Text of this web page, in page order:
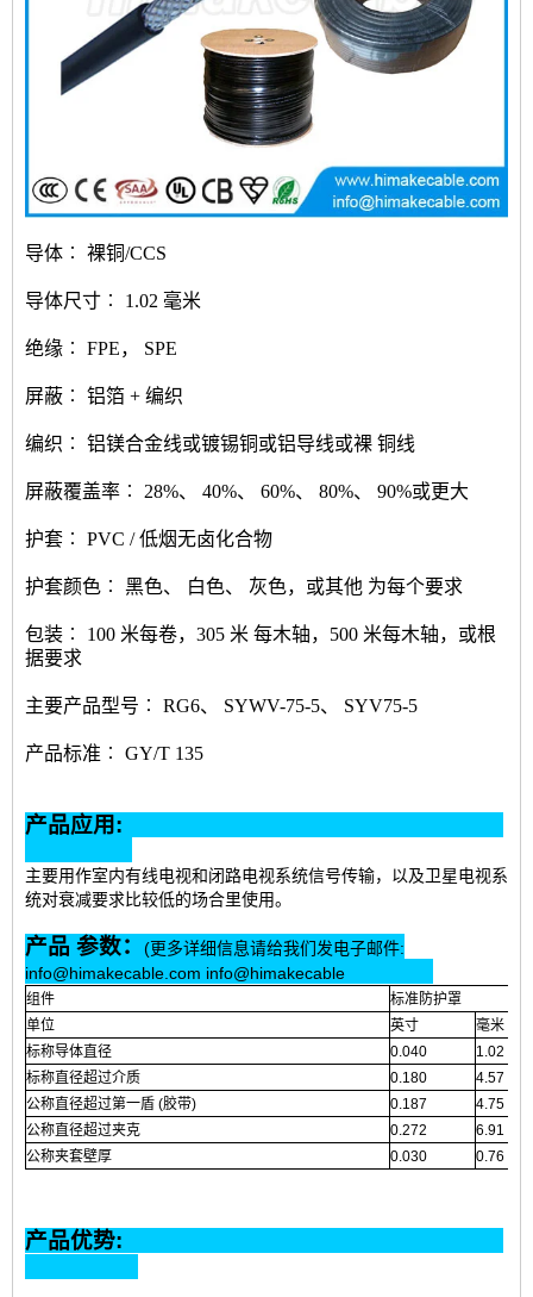
导体︰ 裸铜/CCS
导体尺寸︰ 1.02 毫米
绝缘︰ FPE， SPE
屏蔽︰ 铝箔 + 编织
编织︰ 铝镁合金线或镀锡铜或铝导线或裸 铜线
屏蔽覆盖率︰ 28%、 40%、 60%、 80%、 90%或更大
护套︰ PVC / 低烟无卤化合物
护套颜色︰ 黑色、 白色、 灰色，或其他 为每个要求
包装︰ 100 米每卷，305 米 每木轴，500 米每木轴，或根
据要求
主要产品型号︰ RG6、 SYWV-75-5、 SYV75-5
产品标准︰ GY/T 135
产品应用:
主要用作室内有线电视和闭路电视系统信号传输，以及卫星电视系
统对衰减要求比较低的场合里使用。
产品 参数：
(更多详细信息请给我们发电子邮件:
info@himakecable.com info@himakecable
组件
标准防护罩
单位
英寸
毫米
标称导体直径
0.040
1.02
标称直径超过介质
0.180
4.57
公称直径超过第一盾 (胶带)
0.187
4.75
公称直径超过夹克
0.272
6.91
公称夹套壁厚
0.030 0.76
产品优势: